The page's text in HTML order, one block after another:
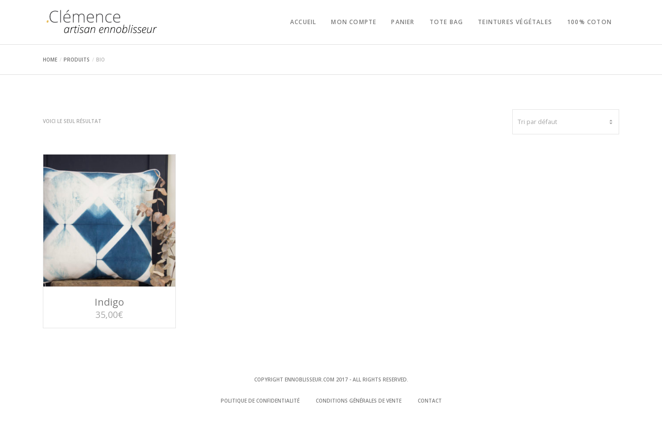
ACCUEIL MON COMPTE PANIER TOTE BAG TEINTURES VÉGÉTALES 100% COTON
HOME PRODUITS BIO
VOICI LE SEUL RÉSULTAT
Indigo
35,00€
COPYRIGHT ENNOBLISSEUR.COM 2017 - ALL RIGHTS RESERVED.
POLITIQUE DE CONFIDENTIALITÉ CONDITIONS GÉNÉRALES DE VENTE CONTACT